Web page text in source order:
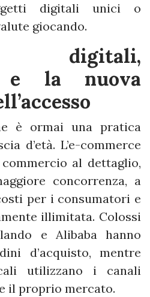
digitali unici o
giocando.
digitali,
e la nuova
è ormai una pratica
d’età. L’e-commerce
al dettaglio,
concorrenza, a
per i consumatori e
illimitata. Colossi
e Alibaba hanno
d’acquisto, mentre
utilizzano i canali
il proprio mercato.